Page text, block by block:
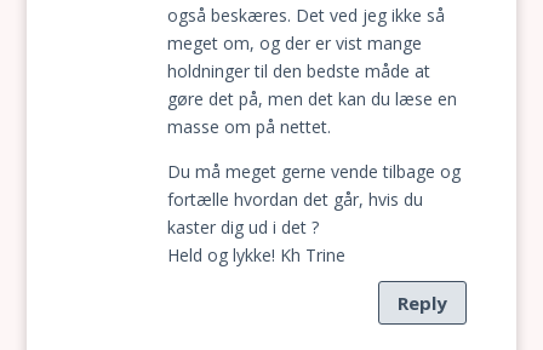
også beskæres. Det ved jeg ikke så
meget om, og der er vist mange
holdninger til den bedste måde at
gøre det på, men det kan du læse en
masse om på nettet.
Du må meget gerne vende tilbage og
fortælle hvordan det går, hvis du
kaster dig ud i det ?
Held og lykke! Kh Trine
Reply